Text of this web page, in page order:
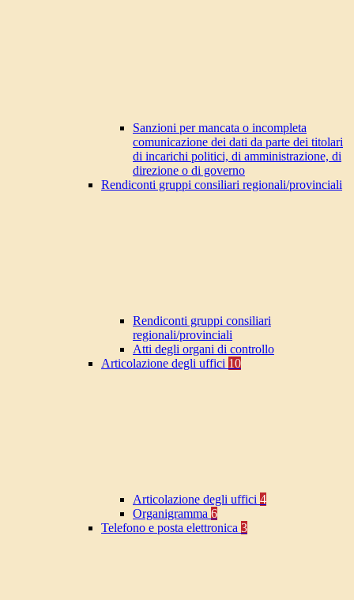
Sanzioni per mancata o incompleta
comunicazione dei dati da parte dei titolari
di incarichi politici, di amministrazione, di
direzione o di governo
Rendiconti gruppi consiliari regionali/provinciali
Rendiconti gruppi consiliari
regionali/provinciali
Atti degli organi di controllo
Articolazione degli uffici 10
Articolazione degli uffici 4
Organigramma 6
Telefono e posta elettronica 3